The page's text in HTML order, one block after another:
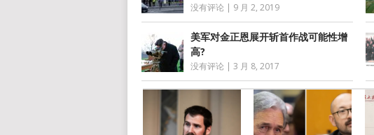
没有评论 | 9 月 2, 2019
美军对金正恩展开斩首作战可能性增
高?
没有评论 | 3 月 8, 2017